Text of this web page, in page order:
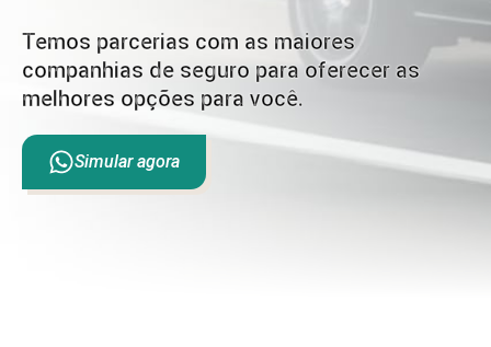
Temos parcerias com as maiores
companhias de seguro para oferecer as
melhores opções para você.
Simular agora